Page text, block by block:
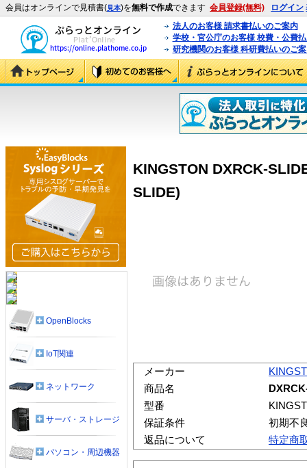
会員はオンラインで見積書(見本)を無料で作成できます 会員登録(無料) ログイン
法人のお客様 請求書払いのご案内
学校・官公庁のお客様 校費・公費
研究機関のお客様 科研費払いのご
KINGSTON DXRCK-
SLIDE)
メーカー
商品名
型番
保証条件
初期不
返品について
特定商
OpenBlocks
IoT関連
ネットワーク
サーバ・ストレージ
パソコン・周辺機器